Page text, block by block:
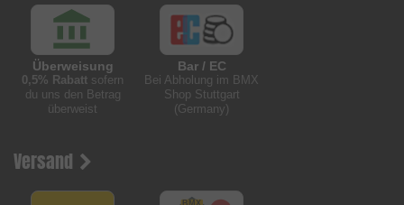
Überweisung
0,5% Rabatt sofern
du uns den Betrag
überweist
Bar / EC
Bei Abholung im BMX
Shop Stuttgart
(Germany)
Versand